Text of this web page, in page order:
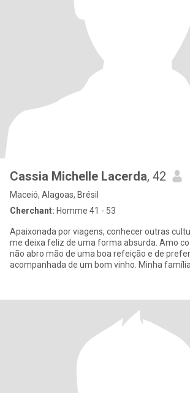
Cassia Michelle Lacerda, 42
Maceió, Alagoas, Brésil
Cherchant: Homme 41 - 53
Apaixonada por viagens, conhecer outras
me deixa feliz de uma forma absurda. Amo
não abro mão de uma boa refeição e de
acompanhada de um bom vinho. Minha